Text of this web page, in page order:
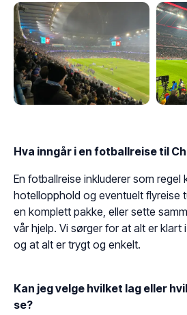
Hva inngår i en fotballreise til
En fotballreise inkluderer som regel
hotellopphold og eventuelt flyreise
en komplett pakke, eller sette
vår hjelp. Vi sørger for at alt er klart
og at alt er trygt og enkelt.
Kan jeg velge hvilket lag eller
se?